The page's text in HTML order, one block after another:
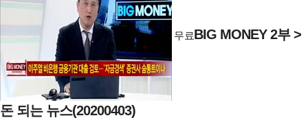
무료BIG MONEY 2부 >
돈 되는 뉴스(20200403)